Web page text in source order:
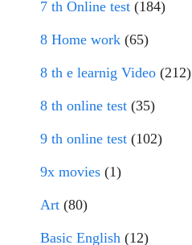
7 th Online test (184)
8 Home work (65)
8 th e learnig Video (212)
8 th online test (35)
9 th online test (102)
9x movies (1)
Art (80)
Basic English (12)